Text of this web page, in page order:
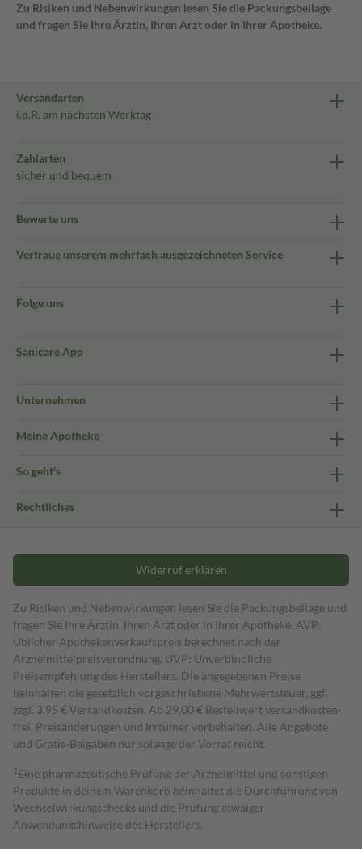
Zu Risiken und Nebenwirkungen lesen Sie die Packungsbeilage
und fragen Sie Ihre Ärztin, Ihren Arzt oder in Ihrer Apotheke.
Versandarten
i.d.R. am nächsten Werktag
Zahlarten
sicher und bequem
Bewerte uns
Vertraue unserem mehrfach ausgezeichneten Service
Folge uns
Sanicare App
Unternehmen
Meine Apotheke
So geht's
Rechtliches
Widerruf erklären
Zu Risiken und Nebenwirkungen lesen Sie die Packungsbeilage und
fragen Sie Ihre Ärztin, Ihren Arzt oder in Ihrer Apotheke. AVP:
Üblicher Apothekenverkaufspreis berechnet nach der
Arzneimittelpreisverordnung. UVP: Unverbindliche
Preisempfehlung des Herstellers. Die angegebenen Preise
beinhalten die gesetzlich vorgeschriebene Mehrwertsteuer, ggf.
zzgl. 3,95 € Versandkosten. Ab 29,00 € Bestell­wert versand­kosten­
frei. Preisänderungen und Irrtümer vorbehalten. Alle Angebote
und Gratis-Beigaben nur solange der Vorrat reicht.
1 Eine pharmazeutische Prüfung der Arzneimittel und sonstigen
Produkte in deinem Warenkorb beinhaltet die Durchführung von
Wechselwirkungschecks und die Prüfung etwaiger
Anwendungshinweise des Herstellers.